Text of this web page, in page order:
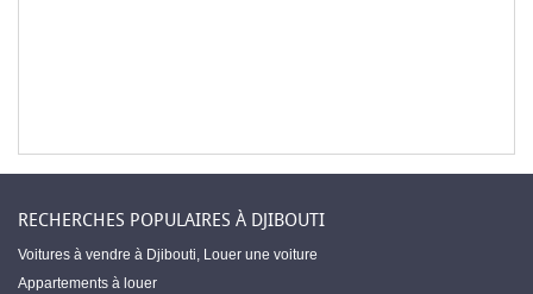
RECHERCHES POPULAIRES À DJIBOUTI
Voitures à vendre à Djibouti, Louer une voiture
Appartements à louer